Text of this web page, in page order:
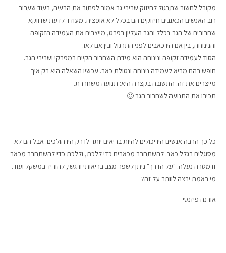
מקובל לחשוב שתרגול לחיזוק שרירי גב אמור לפתור את הבעיה, בעוד שעבור
רוב האנשים הכאובים חיזוקים הם בכלל לא אופציה. מעודד לדעת שדווקא
שחרורים של הגב בכלל והגב העליון בפרט, מייצרים את העמידה הזקופה
והנינוחה, בין אם היו כאבים לפני התרגול ובין אם לאו.
הסוד לעמידה זקופה ונינוחה הוא מידת השחרור הקיים במפרקי ושרירי הגב.
חופש בהם מביא לעמידה נינוחה ונטולת כאב. עכשיו השאלה היא רק איך
מייצרים את זה. התשובה בקצרה היא: תנועה משחררת.
תכירו את התנועה לשחרור הגב 🙂
כל כך הרבה אנשים היו יכולים להיות בריאים יותר לו רק היו הולכים. אבל הם לא
מסוגלים בגלל כאב. להשתחרר מכאבים כדי ללכת, וללכת כדי להשתחרר מכאב
זו מטרה נעלה. "על הדרך" ניתן לשפר מצב בריאותי ורגשי, להוריד במשקל ועוד.
מי באמת ירצה לוותר על זה?
אורנה פיזנטי